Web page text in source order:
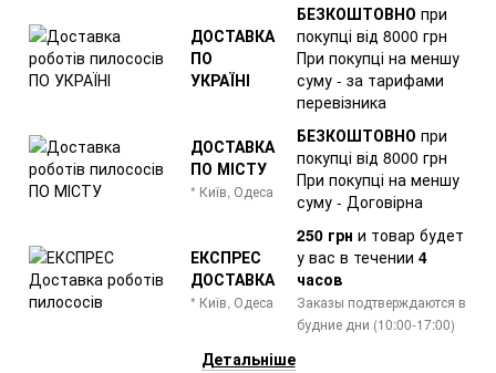
ДОСТАВКА
ПО
УКРАЇНІ
БЕЗКОШТОВНО при
покупці від 8000 грн
При покупці на меншу
суму - за тарифами
перевізника
ДОСТАВКА
ПО МІСТУ
* Київ, Одеса
БЕЗКОШТОВНО при
покупці від 8000 грн
При покупці на меншу
суму - Договірна
ЕКСПРЕС
ДОСТАВКА
* Київ, Одеса
250 грн и товар будет
у вас в течении 4
часов
Заказы подтверждаются в
будние дни (10:00-17:00)
Детальніше